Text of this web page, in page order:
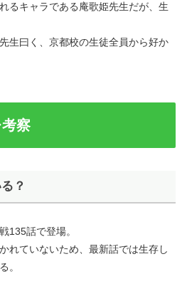
るキャラである庵歌姫先生だが、生
生曰く、京都校の生徒全員から好か
察
？
135話で登場。
れていないため、最新話では生存し
。